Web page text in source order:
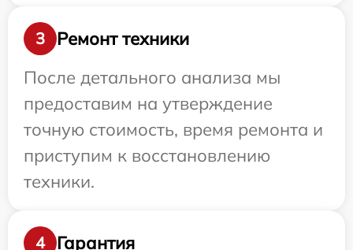
3
Ремонт техники
После детального анализа мы
предоставим на утверждение
точную стоимость, время ремонта и
приступим к восстановлению
техники.
4 Гарантия